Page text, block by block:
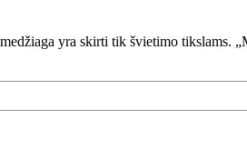
yra skirti tik švietimo